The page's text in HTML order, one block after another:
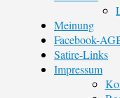
Meinung
Facebook-
Satire-Links
Impressum